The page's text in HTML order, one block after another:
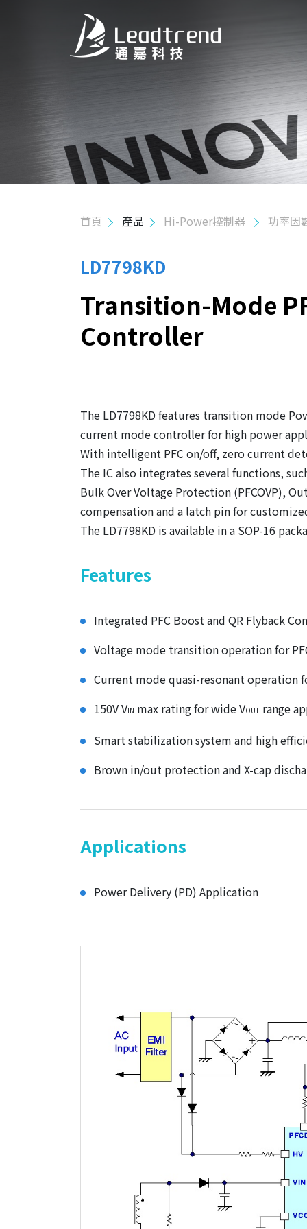
應用
品質政策
首頁 產品 Hi-Power控制器 功率因
LD7798KD
Transition-Mode
Controller
The LD7798KD features transition mode
current mode controller for high power
With intelligent PFC on/off, zero current
The IC also integrates several functions,
Bulk Over Voltage Protection (PFCOVP),
compensation and a latch pin for
The LD7798KD is available in a SOP-16
Features
Integrated PFC Boost and QR Flyback
Voltage mode transition operation for
Current mode quasi-resonant operation
150V VIN max rating for wide VOUT range
Smart stabilization system and high
Brown in/out protection and X-cap
Applications
Power Delivery (PD) Application